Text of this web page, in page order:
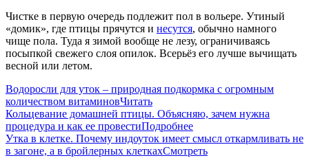
Чистке в первую очередь подлежит пол в вольере. Утиный
«домик», где птицы прячутся и несутся, обычно намного
чище пола. Туда я зимой вообще не лезу, ограничиваясь
посыпкой свежего слоя опилок. Всерьёз его лучше вычищать
весной или летом.
Водоросли для уток – природная подкормка с огромным
количеством витаминовЧитать
Кольцевание домашней птицы. Объясняю, зачем нужна
процедура и как ее провестиПодробнее
Утка в клетке. Почему индоуток имеет смысл откармливать не
в загоне, а в бройлерных клеткахСмотреть